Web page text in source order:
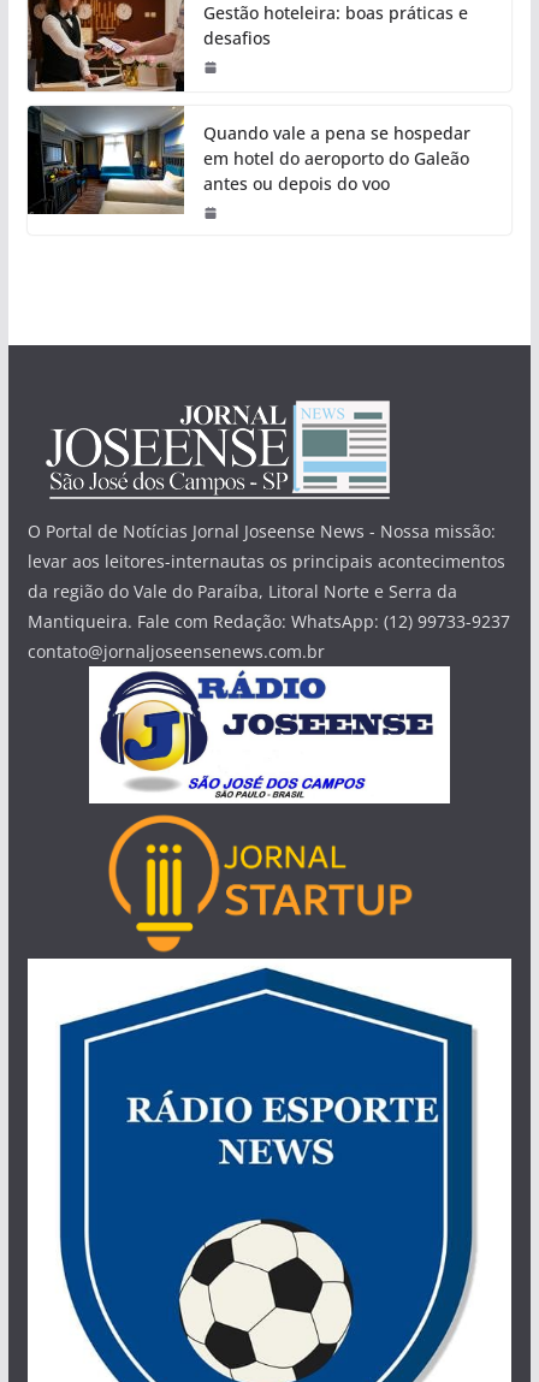
Gestão hoteleira: boas práticas e
desafios
Quando vale a pena se hospedar
em hotel do aeroporto do Galeão
antes ou depois do voo
O Portal de Notícias Jornal Joseense News - Nossa missão:
levar aos leitores-internautas os principais acontecimentos
da região do Vale do Paraíba, Litoral Norte e Serra da
Mantiqueira. Fale com Redação: WhatsApp: (12) 99733-9237
contato@jornaljoseensenews.com.br